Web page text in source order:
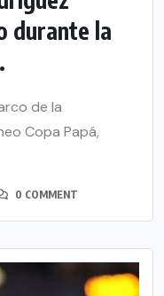
durante la
de la
Copa Papá,
0 COMMENT